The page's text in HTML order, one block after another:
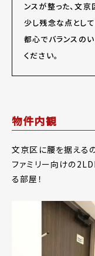
ンスが整った、文
少し残念な点とし
都心でバランスの
ください。
物件内観
文京区に腰を据える
ファミリー向けの
る部屋！